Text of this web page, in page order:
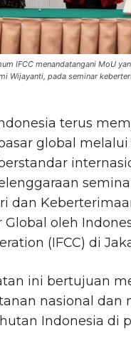
IFCC menandatangani MoU
Wijayanti, pada seminar
terus
global
dan
Global oleh
(IFCC) di
ini bertujuan
nasional dan
Indonesia di